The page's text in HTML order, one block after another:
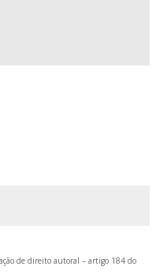
de direito autoral – artigo 184 do